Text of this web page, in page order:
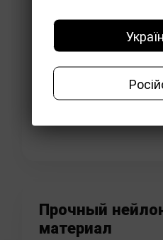
Прочный
материал